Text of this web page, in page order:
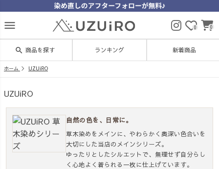
menu 0 0
search 商品を探す ランキング 新着商品
ホーム UZUiRO
UZUiRO
自然の色を、日常に。
草木染めをメインに、やわらかく奥深い色合いを
大切にした当店のメインシリーズ。
ゆったりとしたシルエットで、無理せず自分らし
く心地よく着られる一枚に仕上げています。